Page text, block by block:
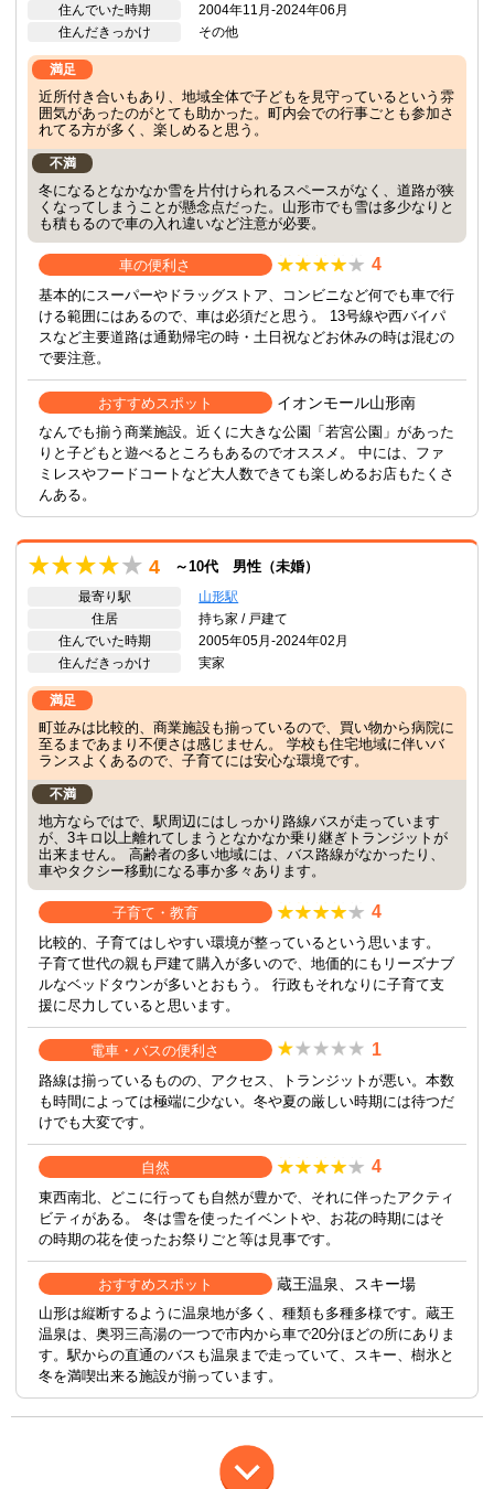
住んでいた時期
2004年11月-2024年06月
住んだきっかけ
その他
満足
近所付き合いもあり、地域全体で子どもを見守っているという雰
囲気があったのがとても助かった。町内会での行事ごとも参加さ
れてる方が多く、楽しめると思う。
不満
冬になるとなかなか雪を片付けられるスペースがなく、道路が狭
くなってしまうことが懸念点だった。山形市でも雪は多少なりと
も積もるので車の入れ違いなど注意が必要。
車の便利さ 4
基本的にスーパーやドラッグストア、コンビニなど何でも車で行
ける範囲にはあるので、車は必須だと思う。 13号線や西バイパ
スなど主要道路は通勤帰宅の時・土日祝などお休みの時は混むの
で要注意。
おすすめスポット イオンモール山形南
なんでも揃う商業施設。近くに大きな公園「若宮公園」があった
りと子どもと遊べるところもあるのでオススメ。 中には、ファ
ミレスやフードコートなど大人数できても楽しめるお店もたくさ
んある。
4 ～10代 男性（未婚）
最寄り駅
山形駅
住居
持ち家 / 戸建て
住んでいた時期
2005年05月-2024年02月
住んだきっかけ
実家
満足
町並みは比較的、商業施設も揃っているので、買い物から病院に
至るまであまり不便さは感じません。 学校も住宅地域に伴いバ
ランスよくあるので、子育てには安心な環境です。
不満
地方ならではで、駅周辺にはしっかり路線バスが走っています
が、3キロ以上離れてしまうとなかなか乗り継ぎトランジットが
出来ません。 高齢者の多い地域には、バス路線がなかったり、
車やタクシー移動になる事か多々あります。
子育て・教育 4
比較的、子育てはしやすい環境が整っているという思います。
子育て世代の親も戸建て購入が多いので、地価的にもリーズナブ
ルなベッドタウンが多いとおもう。 行政もそれなりに子育て支
援に尽力していると思います。
電車・バスの便利さ 1
路線は揃っているものの、アクセス、トランジットが悪い。本数
も時間によっては極端に少ない。冬や夏の厳しい時期には待つだ
けでも大変です。
自然 4
東西南北、どこに行っても自然が豊かで、それに伴ったアクティ
ビティがある。 冬は雪を使ったイベントや、お花の時期にはそ
の時期の花を使ったお祭りごと等は見事です。
おすすめスポット 蔵王温泉、スキー場
山形は縦断するように温泉地が多く、種類も多種多様です。蔵王
温泉は、奥羽三高湯の一つで市内から車で20分ほどの所にありま
す。駅からの直通のバスも温泉まで走っていて、スキー、樹氷と
冬を満喫出来る施設が揃っています。